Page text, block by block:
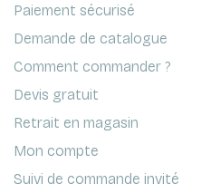
Paiement sécurisé
Demande de catalogue
Comment commander ?
Devis gratuit
Retrait en magasin
Mon compte
Suivi de commande invité